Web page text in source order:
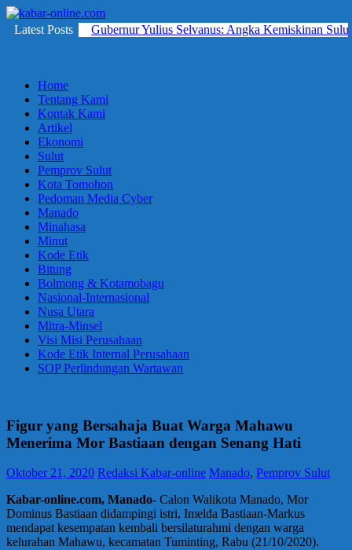
Skip
toLatest Posts Gubernur Yulius Selvanus: Angka Kemiskinan
Home
Tentang Kami
Kontak Kami
Artikel
Ekonomi
Sulut
Pemprov Sulut
Kota Tomohon
Pedoman Media Cyber
Manado
Minahasa
Minut
Kode Etik
Bitung
Bolmong & Kotamobagu
Nasional-Internasional
Nusa Utara
Mitra-Minsel
Visi Misi Perusahaan
Kode Etik Internal Perusahaan
SOP Perlindungan Wartawan
Figur yang Bersahaja Buat Warga Mahawu
Menerima Mor Bastiaan dengan Senang Hati
Oktober 21, 2020 Redaksi Kabar-online Manado, Pemprov Sulut
Kabar-online.com, Manado- Calon Walikota Manado, Mor
Dominus Bastiaan didampingi istri, Imelda Bastiaan-Markus
mendapat kesempatan kembali bersilaturahmi dengan warga
kelurahan Mahawu, kecamatan Tuminting, Rabu (21/10/2020).